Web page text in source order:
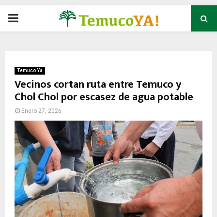
P
M
A
R
Y
M
Temuco Ya
Vecinos cortan ruta entre Temuco y
Chol Chol por escasez de agua potable
Enero 27, 2026